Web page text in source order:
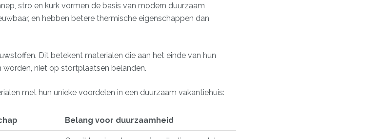
stro en kurk vormen de basis van modern duurzaam
en hebben betere thermische eigenschappen dan
Dit betekent materialen die aan het einde van hun
niet op stortplaatsen belanden.
met hun unieke voordelen in een duurzaam vakantiehuis:
Belang voor duurzaamheid